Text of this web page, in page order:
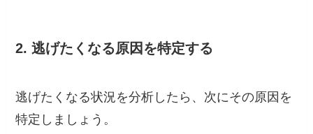
2. 逃げたくなる原因を特定する
逃げたくなる状況を分析したら、次にその原因を
特定しましょう。